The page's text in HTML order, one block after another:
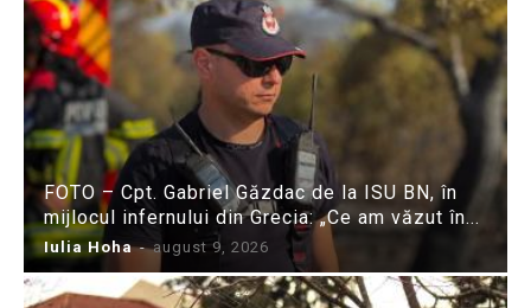
FOTO – Cpt. Gabriel Găzdac de la ISU BN, în
mijlocul infernului din Grecia: „Ce am văzut în...
Iulia Hoha - august 9, 2026